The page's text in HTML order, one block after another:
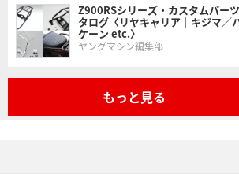
Z900RSシリーズ・カスタムパー
タログ〈リヤキャリア｜キジマ／
ケーン etc.〉
ヤングマシン編集部
もっと見る